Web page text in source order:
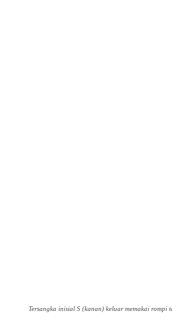
Tersangka inisial S (kanan) keluar memakai rompi